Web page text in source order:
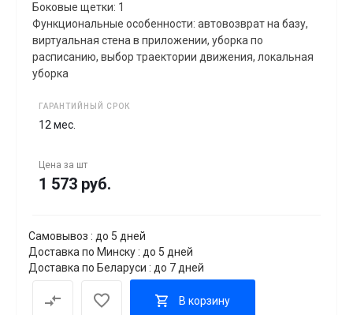
Боковые щетки: 1
Функциональные особенности: автовозврат на базу,
виртуальная стена в приложении, уборка по
расписанию, выбор траектории движения, локальная
уборка
ГАРАНТИЙНЫЙ СРОК
12 мес.
Цена за шт
1 573 руб.
Самовывоз : до 5 дней
Доставка по Минску : до 5 дней
Доставка по Беларуси : до 7 дней
В корзину